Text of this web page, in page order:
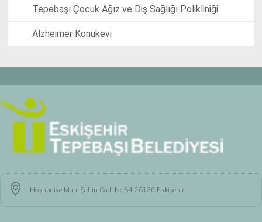
Tepebaşı Çocuk Ağız ve Diş Sağlığı Polikliniği
Alzheimer Konukevi
Hoşnudiye Mah. Şahin Cad. No:84 26130 Eskişehir